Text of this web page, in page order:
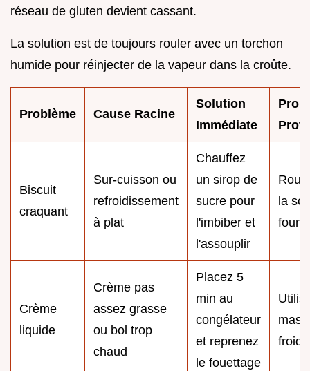
réseau de gluten devient cassant.
La solution est de toujours rouler avec un torchon
humide pour réinjecter de la vapeur dans la croûte.
Problème Cause Racine
Solution
Immédiate
Pro
Biscuit
craquant
Sur-cuisson ou
refroidissement
à plat
Chauffez
un sirop de
sucre pour
l'imbiber et
l'assouplir
la
four
Crème
liquide
Crème pas
assez grasse
ou bol trop
chaud
Placez 5
min au
congélateur
et reprenez
le fouettage
froid